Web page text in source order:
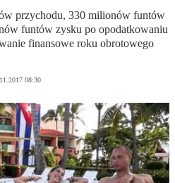
przychodu, 330 milionów funtów
funtów zysku po opodatkowaniu
finansowe roku obrotowego
08:30